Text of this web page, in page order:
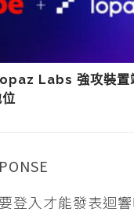
Labs 強攻裝
登入才能發表迴響